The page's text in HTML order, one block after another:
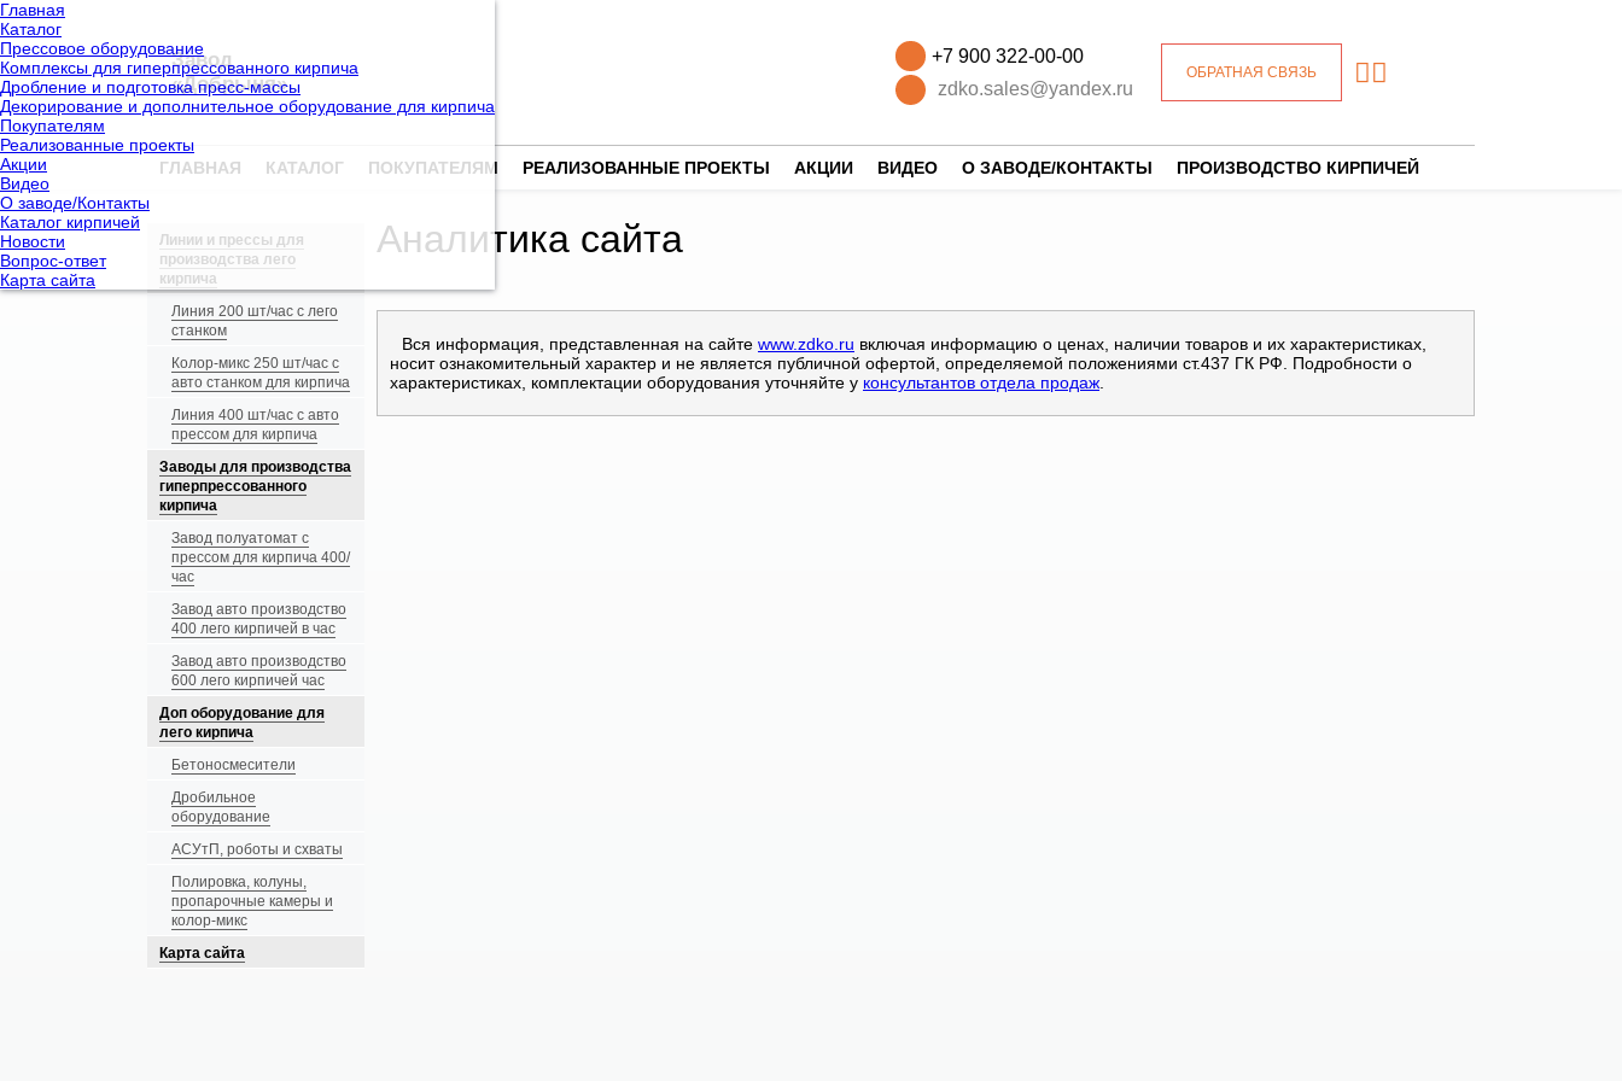
Главная
Каталог
Прессовое оборудование
Комплексы для гиперпрессованного кирпича
Дробление и подготовка пресс-массы
Декорирование и дополнительное оборудование для кирпича
Покупателям
Реализованные проекты
Акции
Видео
О заводе/Контакты
Каталог кирпичей
Новости
Вопрос-ответ
Карта сайта
Завод
«Добрыня»
+7 900 322-00-00
zdko.sales@yandex.ru
ОБРАТНАЯ СВЯЗЬ
ГЛАВНАЯ КАТАЛОГ ПОКУПАТЕЛЯМ РЕАЛИЗОВАННЫЕ ПРОЕКТЫ АКЦИИ ВИДЕО О ЗАВОДЕ/КОНТАКТЫ ПРОИЗВОДСТВО КИРПИЧЕЙ
Линии и прессы для
производства лего
кирпича
Линия 200 шт/час с лего
станком
Колор-микс 250 шт/час с
авто станком для кирпича
Линия 400 шт/час с авто
прессом для кирпича
Заводы для производства
гиперпрессованного
кирпича
Завод полуатомат с
прессом для кирпича 400/
час
Завод авто производство
400 лего кирпичей в час
Завод авто производство
600 лего кирпичей час
Доп оборудование для
лего кирпича
Бетоносмесители
Дробильное
оборудование
АСУтП, роботы и схваты
Полировка, колуны,
пропарочные камеры и
колор-микс
Карта сайта
Аналитика сайта
Вся информация, представленная на сайте www.zdko.ru включая информацию о ценах, наличии товаров и их характеристиках,
носит ознакомительный характер и не является публичной офертой, определяемой положениями ст.437 ГК РФ. Подробности о
характеристиках, комплектации оборудования уточняйте у консультантов отдела продаж